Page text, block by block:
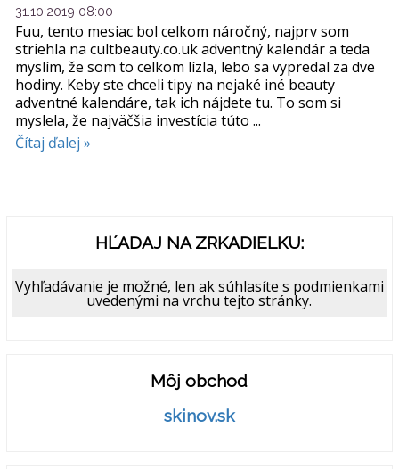
31.10.2019 08:00
Fuu, tento mesiac bol celkom náročný, najprv som
striehla na cultbeauty.co.uk adventný kalendár a teda
myslím, že som to celkom lízla, lebo sa vypredal za dve
hodiny. Keby ste chceli tipy na nejaké iné beauty
adventné kalendáre, tak ich nájdete tu. To som si
myslela, že najväčšia investícia túto ...
Čítaj ďalej »
HĽADAJ NA ZRKADIELKU:
Vyhľadávanie je možné, len ak súhlasíte s podmienkami
uvedenými na vrchu tejto stránky.
Môj obchod
skinov.sk